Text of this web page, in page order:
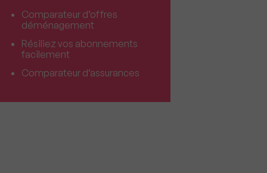
Comparateur d’offres
déménagement
Résiliez vos abonnements
facilement
Comparateur d’assurances